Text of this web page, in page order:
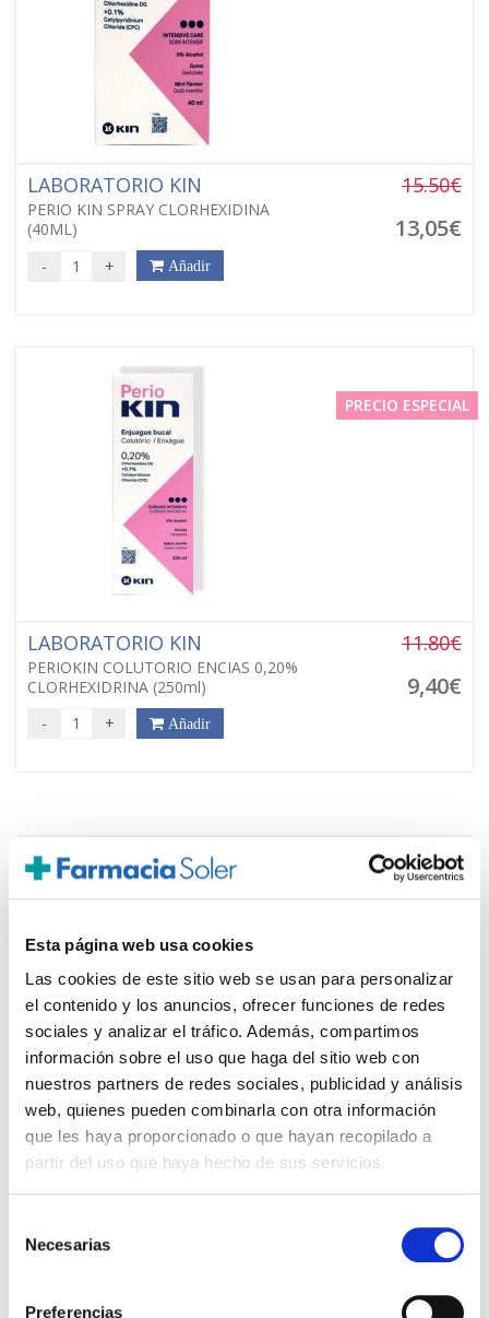
Esta página web usa cookies
Las cookies de este sitio web se usan para personalizar
el contenido y los anuncios, ofrecer funciones de redes
sociales y analizar el tráfico. Además, compartimos
información sobre el uso que haga del sitio web con
nuestros partners de redes sociales, publicidad y análisis
web, quienes pueden combinarla con otra información
que les haya proporcionado o que hayan recopilado a
partir del uso que haya hecho de sus servicios.
Necesarias
Preferencias
LABORATORIO KIN
PERIO KIN SPRAY CLORHEXIDINA
(40ML)
15.50€
13,05€
- + Añadir
PRECIO ESPECIAL
LABORATORIO KIN
PERIOKIN COLUTORIO ENCIAS 0,20%
CLORHEXIDRINA (250ml)
11.80€
9,40€
- + Añadir
PRECIO ESPECIAL
LABORATORIO KIN
PERIOKIN GEL SOBRE LAS ENCIAS
0,20% CLORHEXIDRINA (30ml)
10.50€